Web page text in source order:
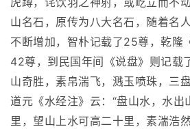
山名石，原传为八大名石，随着名
不断增加，智朴记载了25尊，乾隆
42尊，到民国年间《说盘》则记载
山奇胜，素帛湍飞，溅玉喷珠，三
道元《水经注》云：“盘山水，水
里，望山上水可高二十里，素湍浩